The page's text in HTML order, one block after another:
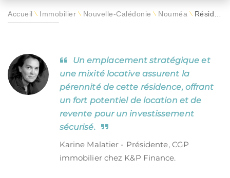
Accueil \ Immobilier \ Nouvelle-Calédonie \ Nouméa \ Résidence Sumeria
Un emplacement stratégique et
une mixité locative assurent la
pérennité de cette résidence, offrant
un fort potentiel de location et de
revente pour un investissement
sécurisé.
Karine Malatier - Présidente, CGP
immobilier chez K&P Finance.